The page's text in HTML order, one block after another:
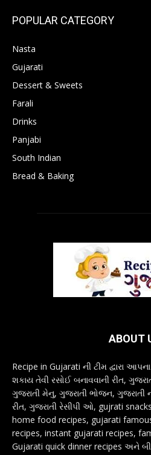
POPULAR CATEGORY
Nasta
Gujarati
Dessert & Sweets
Farali
Drinks
Panjabi
South Indian
Bread & Baking
ABOUT
Recipe in Gujarati ની ટીમ દ્વારા
શકાય તેવી રસોઈ બનાવવાની રીત,
ગુજરાતી મેનુ, ગુજરાતી ભોજન, ગુજરાતી
રીત, ગુજરાતી રેસીપી ઓ, gujrati
home food recipes, gujarati
recipes, instant gujarati recipes,
Gujarati quick dinner recipes અને